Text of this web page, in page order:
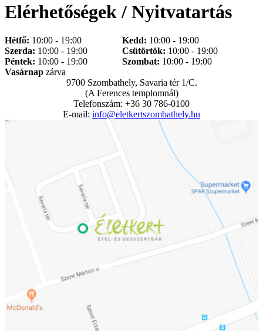
Elérhetőségek / Nyitvatartás
Hétfő: 10:00 - 19:00 Kedd: 10:00 - 19:00
Szerda: 10:00 - 19:00 Csütörtök: 10:00 - 19:00
Péntek: 10:00 - 19:00 Szombat: 10:00 - 19:00
Vasárnap zárva
9700 Szombathely, Savaria tér 1/C.
(A Ferences templomnál)
Telefonszám: +36 30 786-0100
E-mail: info@eletkertszombathely.hu